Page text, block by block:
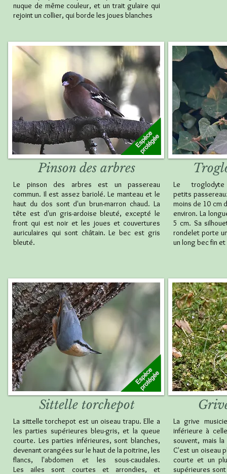
nuque de même couleur, et un trait gulaire qui
rejoint un collier, qui borde les joues blanches
Pinson des arbres
Le pinson des arbres est un passereau
commun. Il est assez bariolé. Le manteau et le
haut du dos sont d'un brun-marron chaud. La
tête est d'un gris-ardoise bleuté, excepté le
front qui est noir et les joues et couvertures
auriculaires qui sont châtain. Le bec est gris
bleuté.
Sittelle torchepot
La sittelle torchepot est un oiseau trapu. Elle a
les parties supérieures bleu-gris, et la queue
courte. Les parties inférieures, sont blanches,
devenant orangées sur le haut de la poitrine, les
flancs, l'abdomen et les sous-caudales.
Les ailes sont courtes et arrondies, et
Le troglodyte
petits
moins de 10 cm
environ. La
5 cm. Sa
rondelet porte
un long bec fin
La grive
inférieure à
souvent, mais
C'est un oiseau
courte et un
supérieures